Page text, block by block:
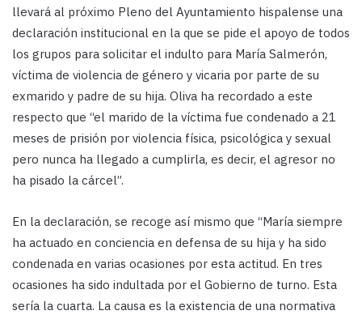
llevará al próximo Pleno del Ayuntamiento hispalense una
declaración institucional en la que se pide el apoyo de todos
los grupos para solicitar el indulto para María Salmerón,
víctima de violencia de género y vicaria por parte de su
exmarido y padre de su hija. Oliva ha recordado a este
respecto que “el marido de la víctima fue condenado a 21
meses de prisión por violencia física, psicológica y sexual
pero nunca ha llegado a cumplirla, es decir, el agresor no
ha pisado la cárcel”.
En la declaración, se recoge así mismo que “María siempre
ha actuado en conciencia en defensa de su hija y ha sido
condenada en varias ocasiones por esta actitud. En tres
ocasiones ha sido indultada por el Gobierno de turno. Esta
sería la cuarta. La causa es la existencia de una normativa